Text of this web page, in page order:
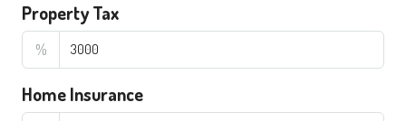
Property Tax
%
Home Insurance